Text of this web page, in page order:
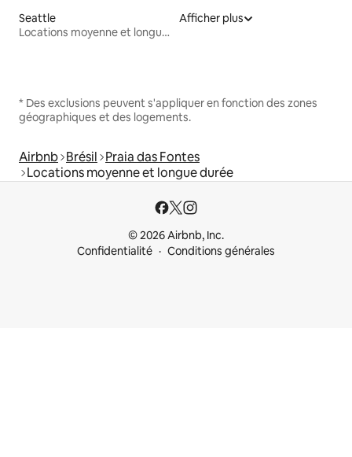
Seattle
Locations moyenne et longue durée
Afficher plus
* Des exclusions peuvent s'appliquer en fonction des zones
géographiques et des logements.
Airbnb Brésil Praia das Fontes
Locations moyenne et longue durée
© 2026 Airbnb, Inc.
Confidentialité
Conditions générales